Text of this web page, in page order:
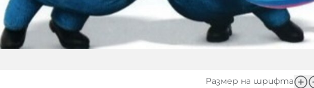
Размер на шрифта